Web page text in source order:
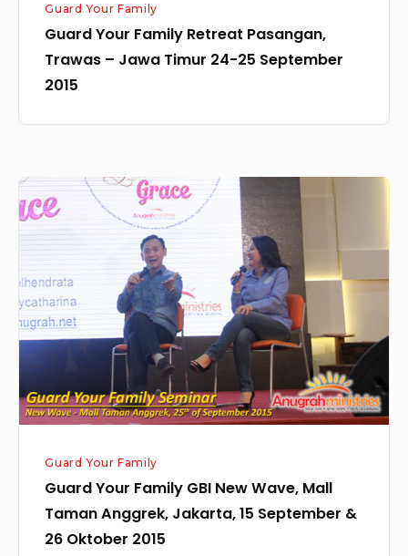
September
2015
Guard Your Family
Guard Your Family Retreat Pasangan,
Trawas – Jawa Timur 24-25 September
2015
Guard
Your
Family
New
Wave,
Mall
Taman
Anggrek,
Jakarta,
September
Oktober
Guard Your Family
Guard Your Family GBI New Wave, Mall
Taman Anggrek, Jakarta, 15 September &
26 Oktober 2015